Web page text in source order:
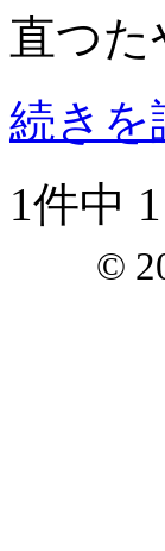
直つ
続きを
1件中
©